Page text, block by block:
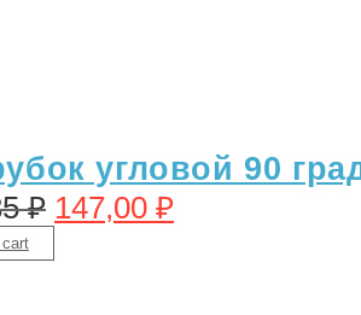
угловой 90
₽ 147,00 ₽